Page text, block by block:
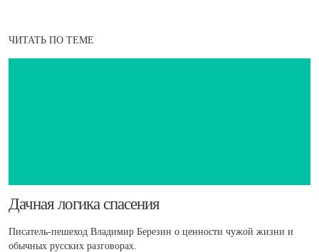
ЧИТАТЬ ПО ТЕМЕ
​Дачная логика спасения
Писатель-пешеход Владимир Березин о ценности чужой жизни и
обычных русских разговорах.